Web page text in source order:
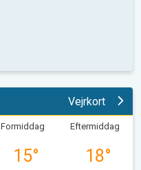
Vejrkort
Formiddag
15°
Eftermiddag
18°